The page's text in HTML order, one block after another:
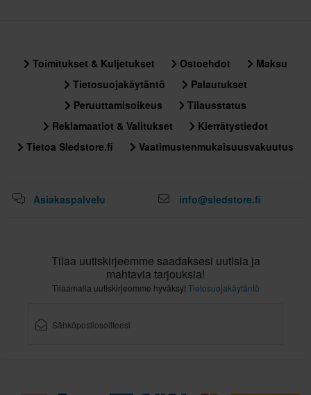
Toimitukset & Kuljetukset Ostoehdot
Maksu
Tietosuojakäytäntö
Palautukset
Peruuttamisoikeus
Tilausstatus
Reklamaatiot & Valitukset
Kierrätystiedot
Tietoa Sledstore.fi
Vaatimustenmukaisuusvakuutus
Asiakaspalvelu info@sledstore.fi
Tilaa uutiskirjeemme saadaksesi uutisia ja
mahtavia tarjouksia!
Tilaamalla uutiskirjeemme hyväksytTietosuojakäytäntö